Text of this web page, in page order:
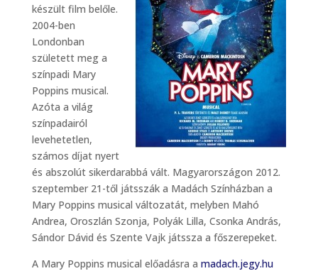
készült film belőle.
2004-ben
Londonban
született meg a
színpadi Mary
Poppins musical.
Azóta a világ
színpadairól
levehetetlen,
számos díjat nyert
és abszolút sikerdarabbá vált. Magyarországon 2012.
szeptember 21-től játsszák a Madách Színházban a
Mary Poppins musical változatát, melyben Mahó
Andrea, Oroszlán Szonja, Polyák Lilla, Csonka András,
Sándor Dávid és Szente Vajk játssza a főszerepeket.
A Mary Poppins musical előadásra a madach.jegy.hu